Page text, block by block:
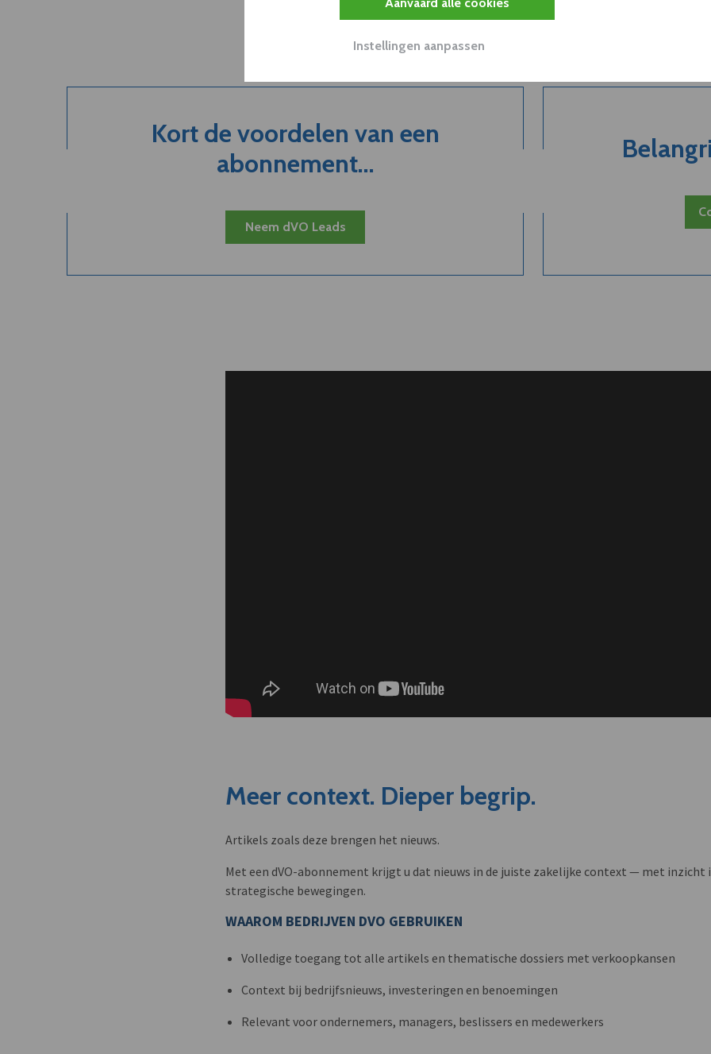
Instellingen aanpassen
Kort de voordelen van een
abonnement...
Neem dVO Leads
Meer context. Dieper begrip.
Artikels zoals deze brengen het nieuws.
Met een dVO-abonnement krijgt u dat nieuws in de juiste zakelijke context — met inzicht
strategische bewegingen.
WAAROM BEDRIJVEN DVO GEBRUIKEN
Volledige toegang tot alle artikels en thematische dossiers met verkoopkansen
Context bij bedrijfsnieuws, investeringen en benoemingen
Relevant voor ondernemers, managers, beslissers en medewerkers